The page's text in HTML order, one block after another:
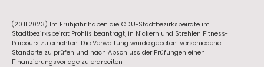
(20.11.2023) Im Frühjahr haben die CDU-Stadtbezirksbeiräte im
Stadtbezirksbeirat Prohlis beantragt, in Nickern und Strehlen Fitness-
Parcours zu errichten. Die Verwaltung wurde gebeten, verschiedene
Standorte zu prüfen und nach Abschluss der Prüfungen einen
Finanzierungsvorlage zu erarbeiten.